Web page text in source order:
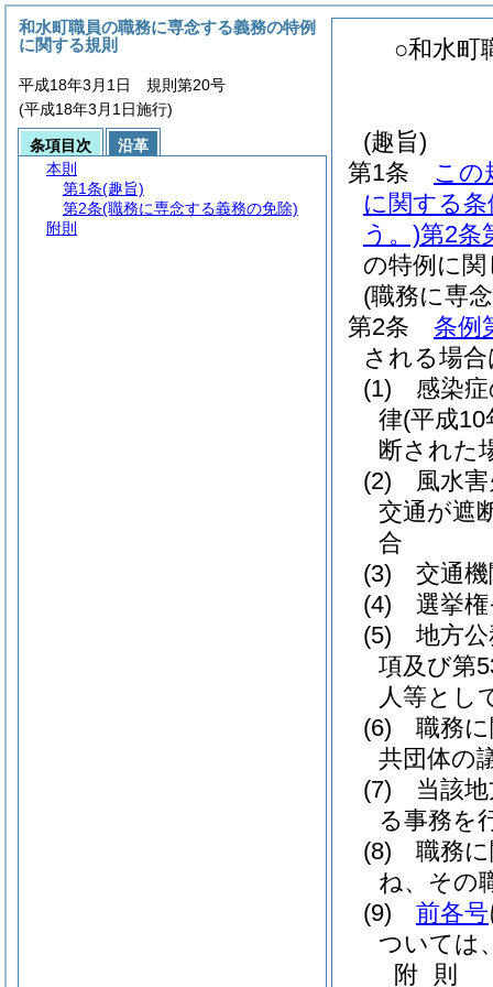
○和水町
(趣旨)
第1条
この
に関する条
う。)第2条
の特例に
(職務に専
第2条
条例
される場
(1)
感染
律(平成10
断された
(2)
風水
交通が遮
合
(3)
交通
(4)
選挙
(5)
地方
項及び第
人等とし
(6)
職務
共団体の
(7)
当該
る事務を
(8)
職務
ね、その
(9)
前各号
ついては
附 則
和水町職員の職務に専念する義務の特例
に関する規則
平成18年3月1日 規則第20号
(平成18年3月1日施行)
条項目次
沿革
本則
第1条(趣旨)
第2条(職務に専念する義務の免除)
附則